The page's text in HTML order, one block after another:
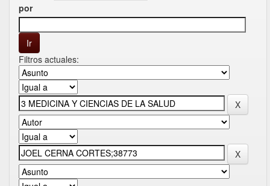
por
Filtros actuales: